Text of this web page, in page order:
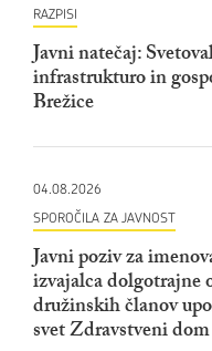
RAZPISI
Javni natečaj:
infrastrukturo in
Brežice
04.08.2026
SPOROČILA ZA JAVNOST
Javni poziv za
izvajalca dolgotrajne
družinskih članov
svet Zdravstveni